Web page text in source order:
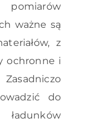
ważne są
z
ochronne i
do